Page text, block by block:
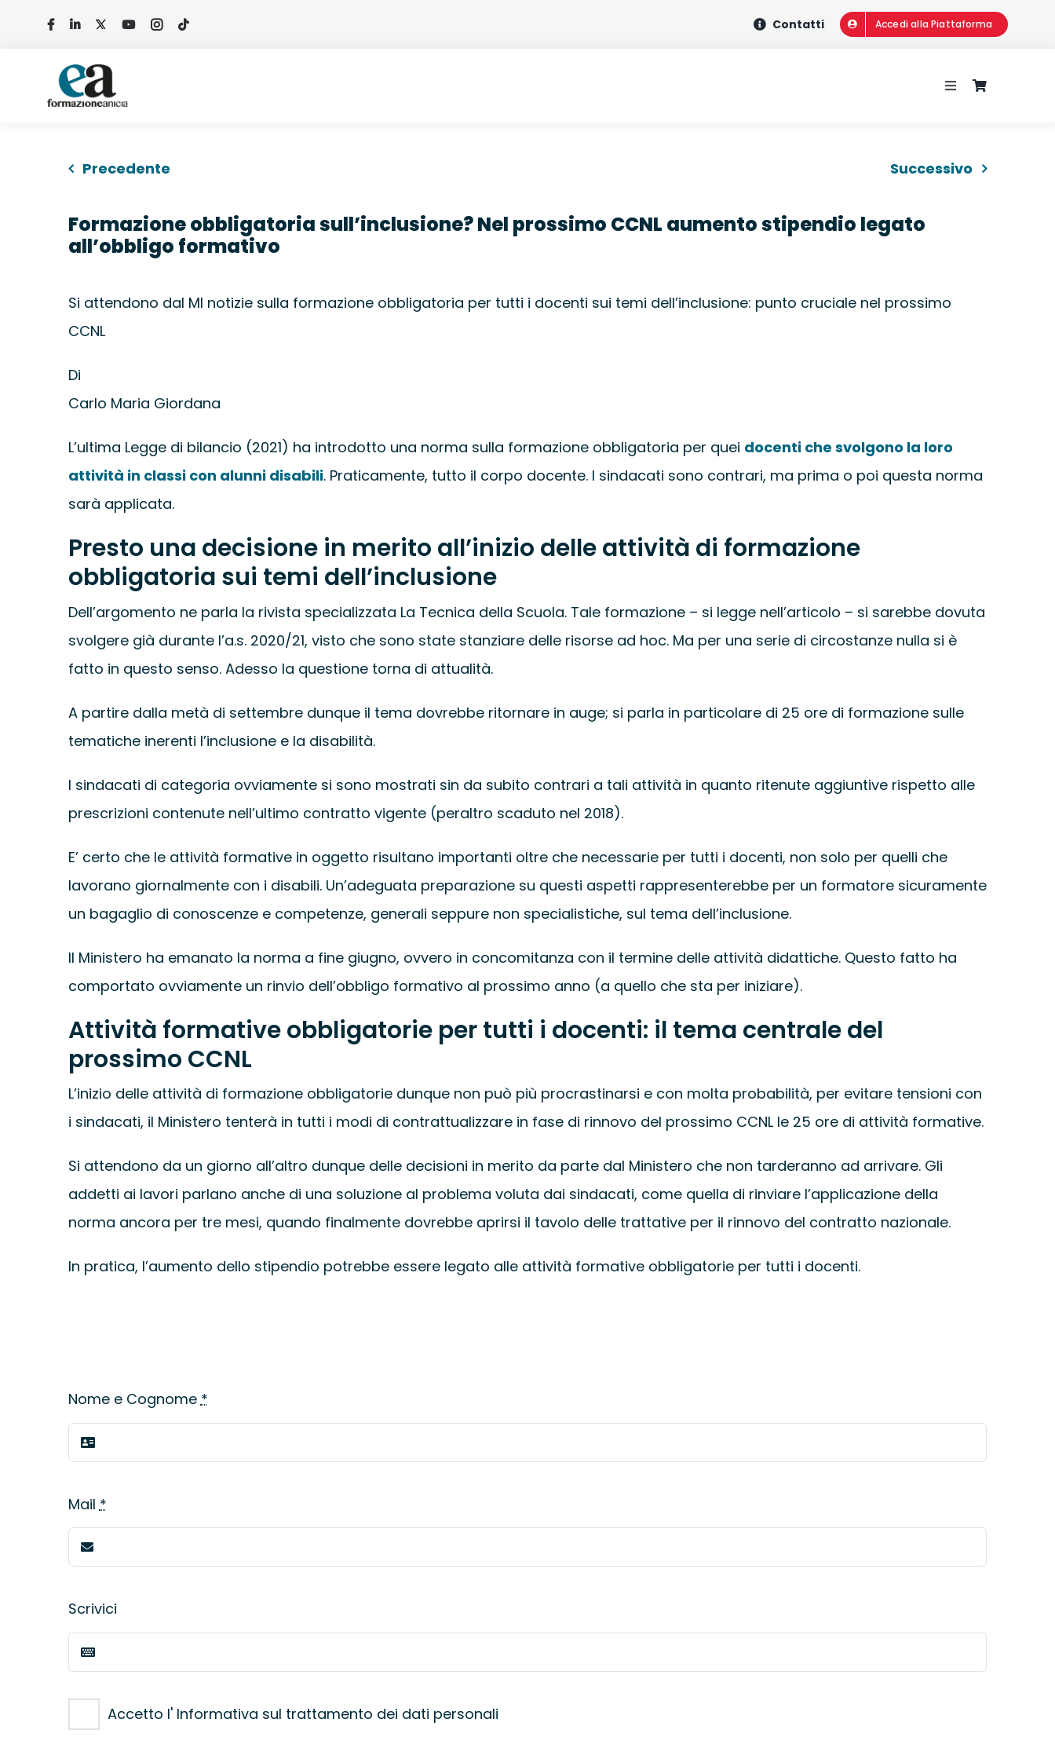
contenuto
Contatti Accedi alla Piattaforma
Toggle
CHI SIAMO
Precedente Successivo
Formazione obbligatoria sull’inclusione? Nel prossimo CCNL aumento stipendio legato
all’obbligo formativo
Si attendono dal MI notizie sulla formazione obbligatoria per tutti i docenti sui temi dell’inclusione: punto cruciale nel prossimo
CCNL
Di
Carlo Maria Giordana
L’ultima Legge di bilancio (2021) ha introdotto una norma sulla formazione obbligatoria per quei docenti che svolgono la loro
attività in classi con alunni disabili. Praticamente, tutto il corpo docente. I sindacati sono contrari, ma prima o poi questa norma
sarà applicata.
Presto una decisione in merito all’inizio delle attività di formazione
obbligatoria sui temi dell’inclusione
Dell’argomento ne parla la rivista specializzata La Tecnica della Scuola. Tale formazione – si legge nell’articolo – si sarebbe dovuta
svolgere già durante l’a.s. 2020/21, visto che sono state stanziare delle risorse ad hoc. Ma per una serie di circostanze nulla si è
fatto in questo senso. Adesso la questione torna di attualità.
A partire dalla metà di settembre dunque il tema dovrebbe ritornare in auge; si parla in particolare di 25 ore di formazione sulle
tematiche inerenti l’inclusione e la disabilità.
I sindacati di categoria ovviamente si sono mostrati sin da subito contrari a tali attività in quanto ritenute aggiuntive rispetto alle
prescrizioni contenute nell’ultimo contratto vigente (peraltro scaduto nel 2018).
E’ certo che le attività formative in oggetto risultano importanti oltre che necessarie per tutti i docenti, non solo per quelli che
lavorano giornalmente con i disabili. Un’adeguata preparazione su questi aspetti rappresenterebbe per un formatore sicuramente
un bagaglio di conoscenze e competenze, generali seppure non specialistiche, sul tema dell’inclusione.
Il Ministero ha emanato la norma a fine giugno, ovvero in concomitanza con il termine delle attività didattiche. Questo fatto ha
comportato ovviamente un rinvio dell’obbligo formativo al prossimo anno (a quello che sta per iniziare).
Attività formative obbligatorie per tutti i docenti: il tema centrale del
prossimo CCNL
L’inizio delle attività di formazione obbligatorie dunque non può più procrastinarsi e con molta probabilità, per evitare tensioni con
i sindacati, il Ministero tenterà in tutti i modi di contrattualizzare in fase di rinnovo del prossimo CCNL le 25 ore di attività formative.
Si attendono da un giorno all’altro dunque delle decisioni in merito da parte dal Ministero che non tarderanno ad arrivare. Gli
addetti ai lavori parlano anche di una soluzione al problema voluta dai sindacati, come quella di rinviare l’applicazione della
norma ancora per tre mesi, quando finalmente dovrebbe aprirsi il tavolo delle trattative per il rinnovo del contratto nazionale.
In pratica, l’aumento dello stipendio potrebbe essere legato alle attività formative obbligatorie per tutti i docenti.
Nome e Cognome*
Mail *
Scrivici
Accetto l' Informativa sul trattamento dei dati personali